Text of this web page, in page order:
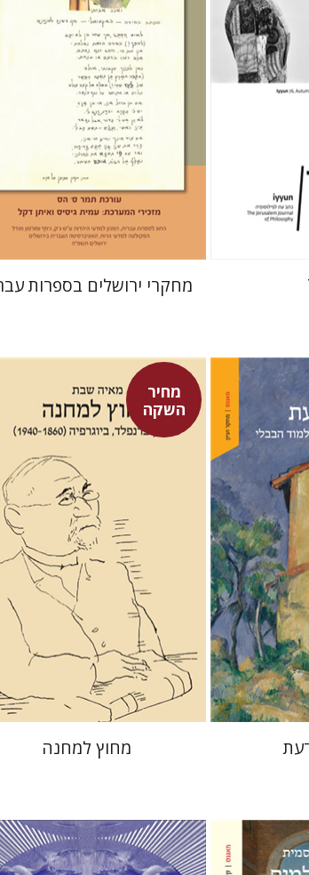
הנחת אתר ספר מודפס
$33
$30
מחקרי ירושלים בספרות
מחיר
השקה
מאיה שבת
מחיר השקה
$42
$29
מחוץ למחנה